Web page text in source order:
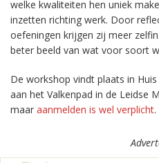
welke kwaliteiten hen uniek
inzetten richting werk. Door
oefeningen krijgen zij meer
beter beeld van wat voor soort
De workshop vindt plaats in
aan het Valkenpad in de Leidse
maar aanmelden is wel verplicht.